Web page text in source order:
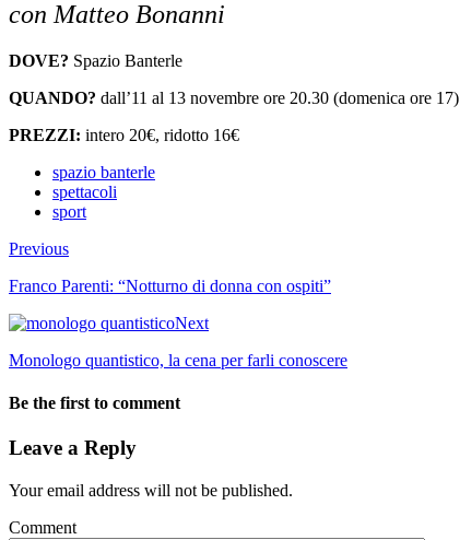
con Matteo Bonanni
DOVE? Spazio Banterle
QUANDO? dall’11 al 13 novembre ore 20.30 (domenica ore 17)
PREZZI: intero 20€, ridotto 16€
spazio banterle
spettacoli
sport
Previous
Franco Parenti: “Notturno di donna con ospiti”
Next
Monologo quantistico, la cena per farli conoscere
Be the first to comment
Leave a Reply
Your email address will not be published.
Comment